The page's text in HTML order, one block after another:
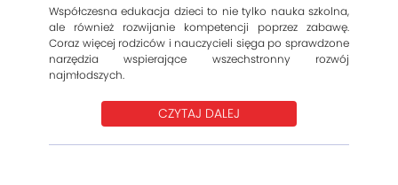
Współczesna edukacja dzieci to nie tylko nauka szkolna,
ale również rozwijanie kompetencji poprzez zabawę.
Coraz więcej rodziców i nauczycieli sięga po sprawdzone
narzędzia wspierające wszechstronny rozwój
najmłodszych.
CZYTAJ DALEJ